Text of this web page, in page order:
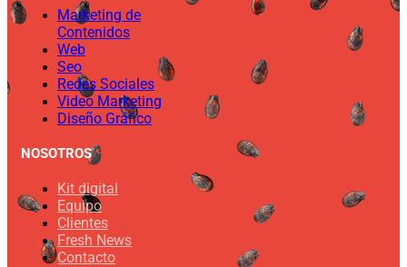
Marketing de
Contenidos
Web
Seo
Redes Sociales
Video Marketing
Diseño Gráfico
NOSOTROS
Kit digital
Equipo
Clientes
Fresh News
Contacto